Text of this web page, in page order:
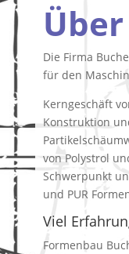
Die Firma
für den
Kerngeschäft
Konstruktion
von Polystrol
Schwerpunkt
und PUR
Viel
Formenbau